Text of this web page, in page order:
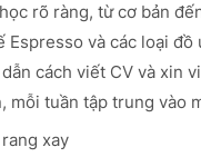
rõ ràng, từ cơ bản
và các loại đồ
cách viết CV và xin
mỗi tuần tập trung vào
xay